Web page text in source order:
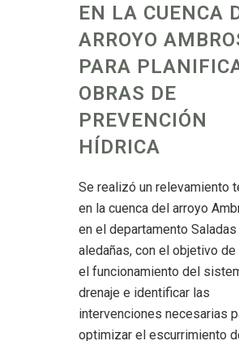
EN LA CUENCA
ARROYO
PARA
OBRAS DE
PREVENCIÓN
HÍDRICA
Se realizó un relevamiento
en la cuenca del arroyo
en el departamento
aledañas, con el objetivo de
el funcionamiento del
drenaje e identificar las
intervenciones necesarias
optimizar el escurrimiento